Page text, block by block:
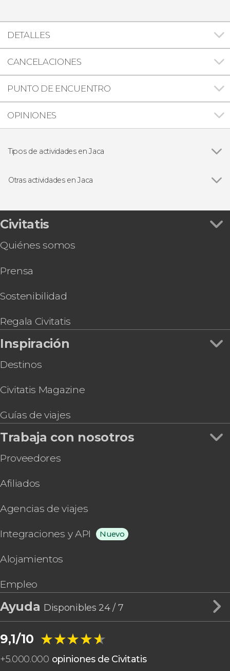
DETALLES
CANCELACIONES
PUNTO DE ENCUENTRO
OPINIONES
Tipos de actividades en Jaca
Otras actividades en Jaca
aragonés
Paseo privado en avioneta por Jaca y los Pirineos
Civitatis
Quiénes somos
Prensa
Sostenibilidad
Regala Civitatis
Inspiración
Destinos
Civitatis Magazine
Guías de viajes
Trabaja con nosotros
Proveedores
Afiliados
Agencias de viajes
Integraciones y API Nuevo
Alojamientos
Empleo
Ayuda Disponibles 24 / 7
9,1/10 ★★★★★
★★★★★
+5.000.000 opiniones de Civitatis